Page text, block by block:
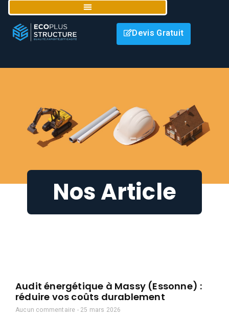
Devis Gratuit
Nos Article
Audit énergétique à Massy (Essonne) :
réduire vos coûts durablement
Aucun commentaire 25 mars 2026